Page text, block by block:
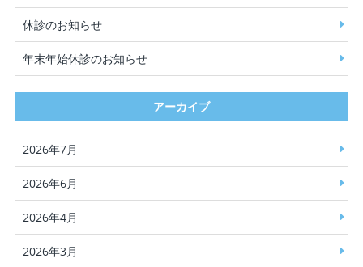
休診のお知らせ
年末年始休診のお知らせ
アーカイブ
2026年7月
2026年6月
2026年4月
2026年3月